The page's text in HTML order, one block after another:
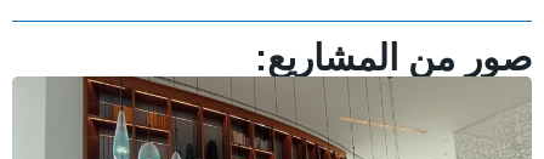
صور من المشاريع: